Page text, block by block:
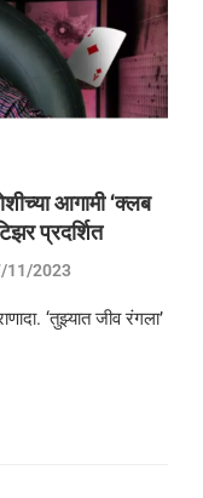
आगामी ‘क्लब
प्रदर्शित
11/2023
‘तुझ्यात जीव रंगला’